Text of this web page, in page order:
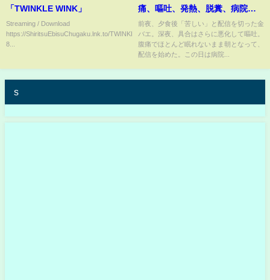
「TWINKLE WINK」
Streaming / Download
https://ShiritsuEbisuChugaku.lnk.to/TWINKLEWINK
8...
痛、嘔吐、発熱、脱糞、病院へ
行く当日に病状悪化! 3月18日
前夜、夕食後「苦しい」と配信を切った金
バエ。深夜、具合はさらに悪化して嘔吐。
腹痛でほとんど眠れないまま朝となって、
配信を始めた。この日は病院...
s